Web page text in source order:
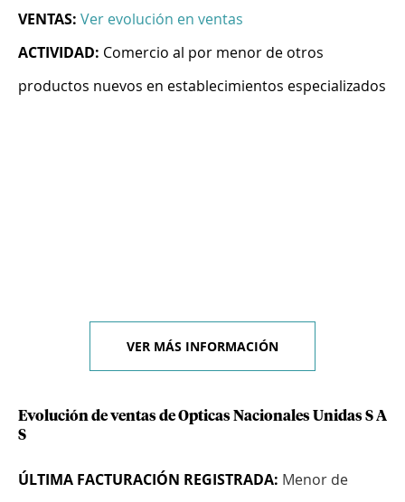
VENTAS: Ver evolución en ventas
ACTIVIDAD: Comercio al por menor de otros
productos nuevos en establecimientos especializados
VER MÁS INFORMACIÓN
Evolución de ventas de Opticas Nacionales Unidas S A
S
ÚLTIMA FACTURACIÓN REGISTRADA: Menor de